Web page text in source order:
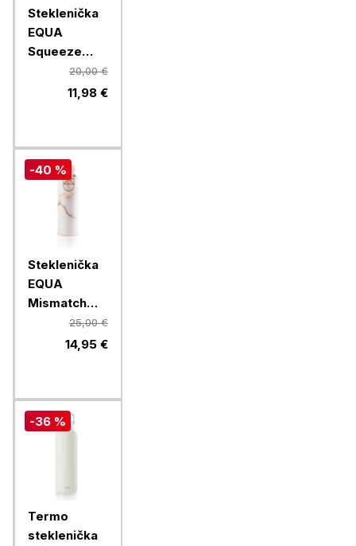
Steklenička
EQUA
Squeeze
Feather, 550
20,00 €
11,98 €
-40 %
Steklenička
EQUA
Mismatch
Lava, 750 ml
25,00 €
14,95 €
-36 %
Termo
steklenička